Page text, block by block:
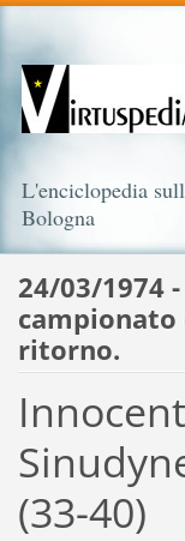
L'enciclopedia
Bologna
24/03/1974
campionato
ritorno.
(33-40)